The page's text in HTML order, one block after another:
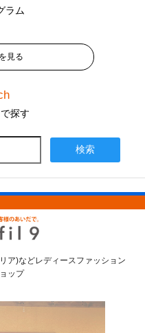
ラム
見る
探す
検索
ア)などレディースファッション
ップ